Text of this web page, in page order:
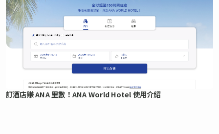
訂酒店賺 ANA 里數！ANA World Hotel 使用介紹